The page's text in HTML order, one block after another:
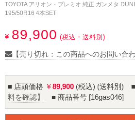
13インチ：夏タイヤホイール
14インチ：夏タイヤホイール
15インチ：夏タイヤホイール
16インチ：夏タイヤホイール
17インチ：夏タイヤホイール
TOYOTA アリオン・プレミオ 純正 ガンメタ
195/50R16 4本SET
¥ 89,900 (税込・送料別)
【売り切れ：この商品へのお問い合わ
■ 店頭価格 ￥89,900 (税込) (送料別) ■
料を確認】
■ 商品番号 [16gas046]